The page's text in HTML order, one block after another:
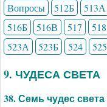
Вопросы 512Б 513А
516Б
516В 517 518
523А
523Б 524 525
9. ЧУДЕСА СВЕТА
38. Семь чудес света